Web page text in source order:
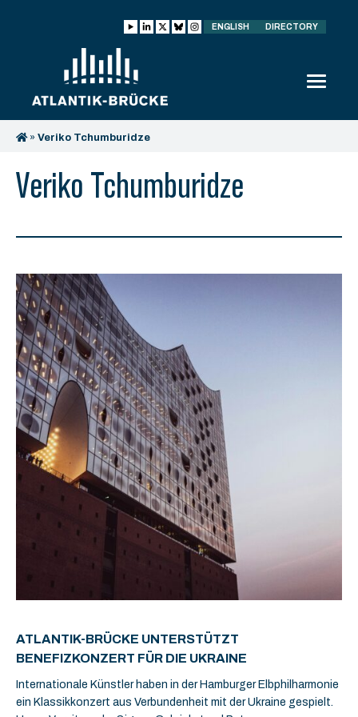
ENGLISH DIRECTORY
» Veriko Tchumburidze
Veriko Tchumburidze
ATLANTIK-BRÜCKE UNTERSTÜTZT
BENEFIZKONZERT FÜR DIE UKRAINE
Internationale Künstler haben in der Hamburger Elbphilharmonie
ein Klassikkonzert aus Verbundenheit mit der Ukraine gespielt.